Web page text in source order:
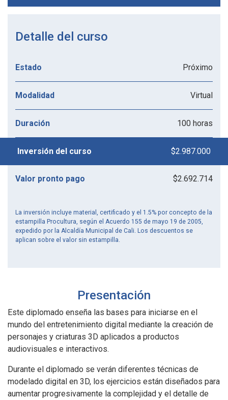
Presentación
Este diplomado enseña las bases para iniciarse en el
mundo del entretenimiento digital mediante la creación de
personajes y criaturas 3D aplicados a productos
audiovisuales e interactivos.
Durante el diplomado se verán diferentes técnicas de
modelado digital en 3D, los ejercicios están diseñados para
aumentar progresivamente la complejidad y el detalle de
Detalle del curso
Estado Próximo
Modalidad Virtual
Duración 100 horas
Inversión del curso $2.987.000
Valor pronto pago $2.692.714
La inversión incluye material, certificado y el 1.5% por concepto de la
estampilla Procultura, según el Acuerdo 155 de mayo 19 de 2005,
expedido por la Alcaldía Municipal de Cali. Los descuentos se
aplican sobre el valor sin estampilla.